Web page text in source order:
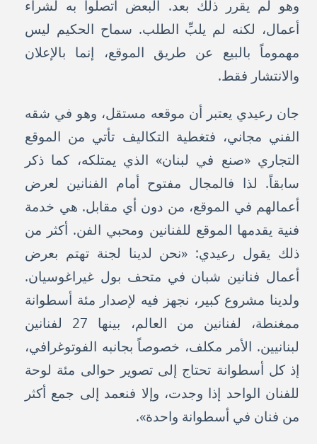
وهو لم يقرر ذلك بعد. البعض اتصلوا به لشراء
أعمال، لكنه لم يلبِّ الطلب. سماح الحكيم ليس
مهموماً بالبيع عن طريق الموقع، إنما بالإعلان
والانتشار فقط.
جان رعيدي يعتبر أن موقعه مستقل، وهو في شقه
الفني مجاني، فتغطية التكاليف تأتي من الموقع
التجاري «صنع في لبنان» الذي يمتلكه، كما ذكر
سابقاً. لذا فالمجال مفتوح أمام الفنانين لعرض
أعمالهم في الموقع، من دون أي مقابل. هي خدمة
فنية يقدمها الموقع للفنانين ومحبي الفن. أكثر من
ذلك يقول رعيدي: «نحن لدينا لجنة تهتم بعرض
أعمال فنانين شبان في متحف بول غيراغوسيان.
ولدينا مشروع كبير، نجهز فيه لإصدار مئة أسطوانة
ممغنطة، لفنانين من العالم، بينها 27 لفنانين
لبنانيين. الأمر مكلف، خصوصاً بجانبه الفوتوغرافي،
إذ كل أسطوانة تحتاج إلى تصوير حوالى مئة لوحة
للفنان الواحد إذا وجدت، وإلا فنعمد إلى جمع أكثر
من فنان في أسطوانة واحدة».